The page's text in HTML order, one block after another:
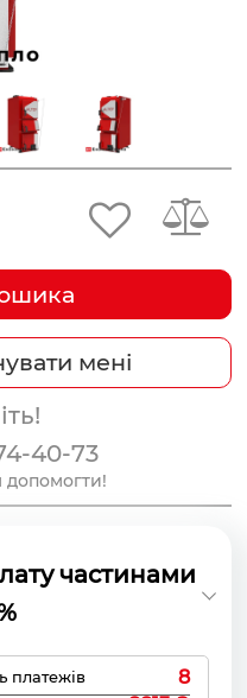
мені
40-73
допомогти!
частинами
платежів 8